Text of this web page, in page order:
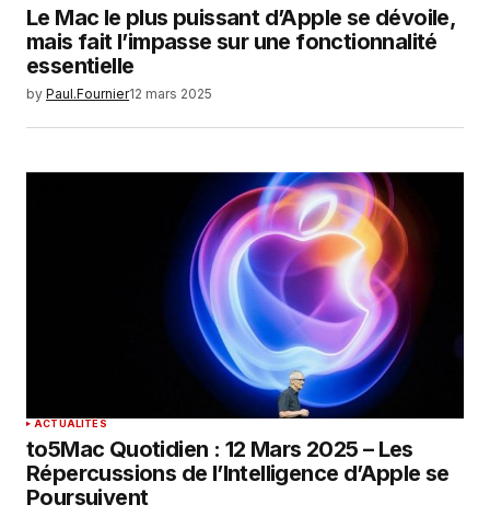
Le Mac le plus puissant d’Apple se dévoile,
mais fait l’impasse sur une fonctionnalité
essentielle
by Paul.Fournier12 mars 2025
ACTUALITÉS
to5Mac Quotidien : 12 Mars 2025 – Les
Répercussions de l’Intelligence d’Apple se
Poursuivent